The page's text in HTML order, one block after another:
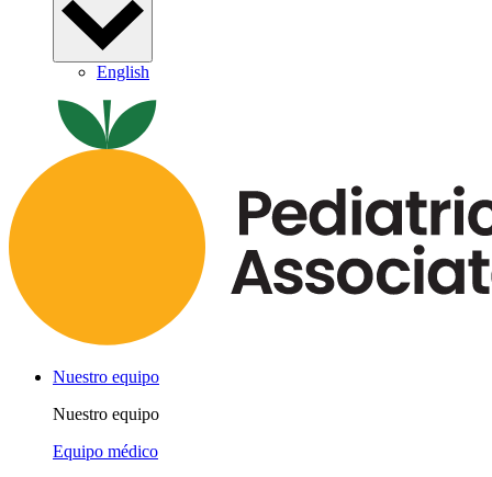
English
Nuestro equipo
Nuestro equipo
Equipo médico